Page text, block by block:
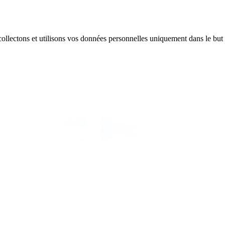
et utilisons vos données personnelles uniquement dans le